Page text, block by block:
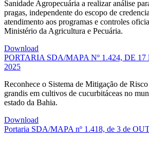
Sanidade Agropecuária a realizar análise
pragas, independente do escopo de
atendimento aos programas e controles
Ministério da Agricultura e Pecuária.
Download
PORTARIA SDA/MAPA Nº 1.424, DE
2025
Reconhece o Sistema de Mitigação de
grandis em cultivos de cucurbitáceas no
estado da Bahia.
Download
Portaria SDA/MAPA nº 1.418, de 3 de